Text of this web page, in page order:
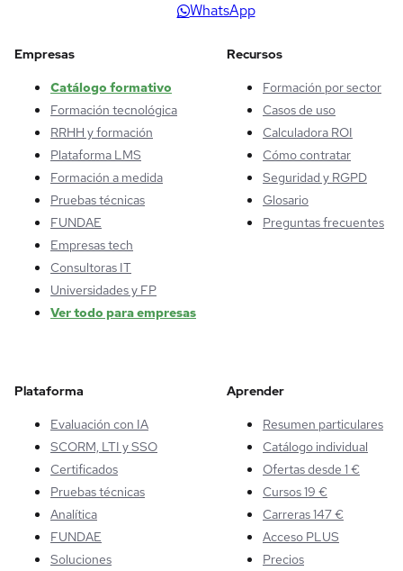
WhatsApp
Empresas
Catálogo formativo
Formación tecnológica
RRHH y formación
Plataforma LMS
Formación a medida
Pruebas técnicas
FUNDAE
Empresas tech
Consultoras IT
Universidades y FP
Ver todo para empresas
Recursos
Formación por sector
Casos de uso
Calculadora ROI
Cómo contratar
Seguridad y RGPD
Glosario
Preguntas frecuentes
Plataforma
Evaluación con IA
SCORM, LTI y SSO
Certificados
Pruebas técnicas
Analítica
FUNDAE
Soluciones
Aprender
Resumen particulares
Catálogo individual
Ofertas desde 1 €
Cursos 19 €
Carreras 147 €
Acceso PLUS
Precios